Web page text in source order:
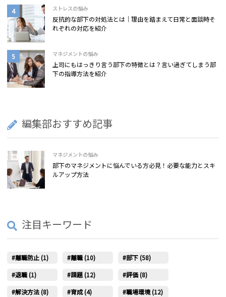
ストレスの悩み
反抗的な部下の対処法とは｜理由を踏まえて日常と面談時そ
れぞれの対応を紹介
マネジメントの悩み
上司にもはっきり言う部下の特徴とは？言い過ぎてしまう部
下の指導方法を紹介
編集部おすすめ記事
マネジメントの悩み
部下のマネジメントに悩んでいる方必見！必要な能力とスキ
ルアップ方法
注目キーワード
離職防止 (1) 離職 (10)
部下 (58)
退職 (1)
課題 (12)
評価 (8)
解決方法 (8)
育成 (4)
職場環境 (12)